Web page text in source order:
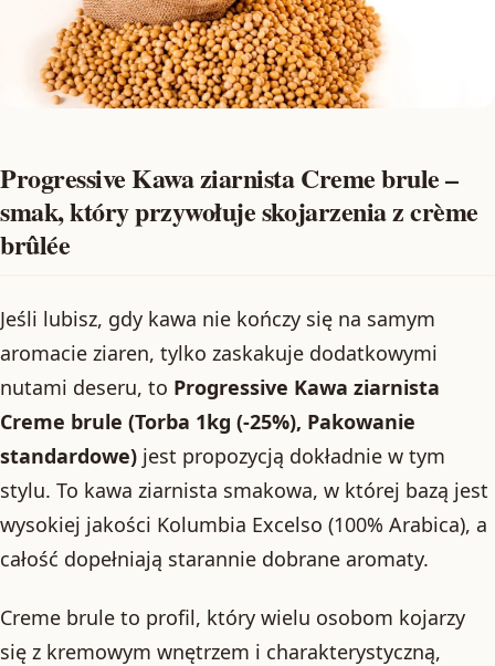
Progressive Kawa ziarnista Creme brule –
smak, który przywołuje skojarzenia z crème
brûlée
Jeśli lubisz, gdy kawa nie kończy się na samym
aromacie ziaren, tylko zaskakuje dodatkowymi
nutami deseru, to Progressive Kawa ziarnista
Creme brule (Torba 1kg (-25%), Pakowanie
standardowe) jest propozycją dokładnie w tym
stylu. To kawa ziarnista smakowa, w której bazą jest
wysokiej jakości Kolumbia Excelso (100% Arabica), a
całość dopełniają starannie dobrane aromaty.
Creme brule to profil, który wielu osobom kojarzy
się z kremowym wnętrzem i charakterystyczną,